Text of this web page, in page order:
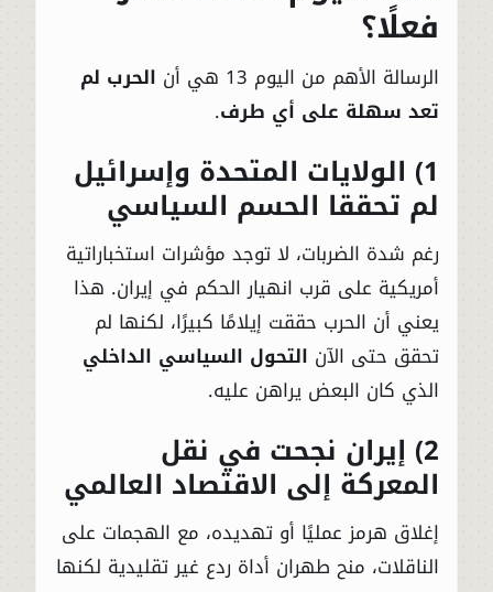
فعلًا؟
الرسالة الأهم من اليوم 13 هي أن
الحرب لم
تعد سهلة على أي طرف.
1) الولايات المتحدة وإسرائيل
لم تحققا الحسم السياسي
رغم شدة الضربات، لا توجد مؤشرات استخباراتية
أمريكية على قرب انهيار الحكم في إيران. هذا
يعني أن الحرب حققت إيلامًا كبيرًا، لكنها لم
تحقق حتى الآن التحول السياسي الداخلي
الذي كان البعض يراهن عليه.
2) إيران نجحت في نقل
المعركة إلى الاقتصاد العالمي
إغلاق هرمز عمليًا أو تهديده، مع الهجمات على
الناقلات، منح طهران أداة ردع غير تقليدية لكنها